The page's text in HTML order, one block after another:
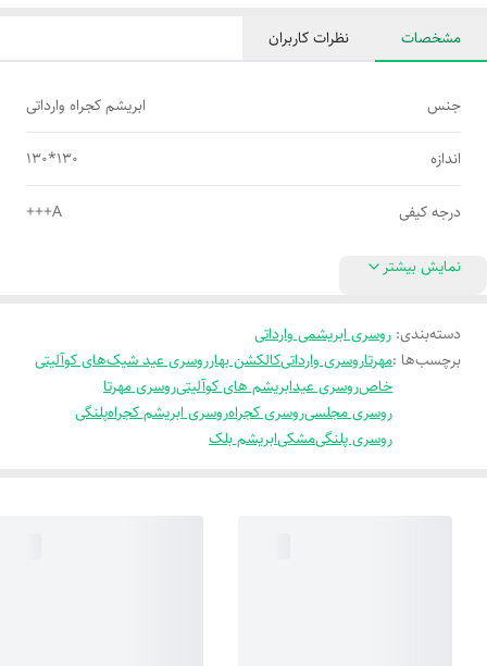
مشخصات نظرات کاربران
جنس ابریشم کجراه وارداتی
اندازه 130*130
درجه کیفی A+++
نمایش بیشتر
دسته‌بندی: روسری ابریشمی وارداتی
برچسب‌ها :مهرتاروسری وارداتیکالکشن بهارروسری عید شیکهای کوآلیتی
خاصروسری عیدابریشم های کوآلیتیروسری مهرتا
روسری مجلسیروسری کجراهروسری ابریشم کجراهپلنگی
روسری پلنگیمشکیابریشم بلک